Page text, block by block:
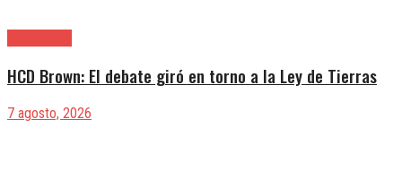
HCD Brown: El debate giró en torno a la Ley de Tierras
7 agosto, 2026